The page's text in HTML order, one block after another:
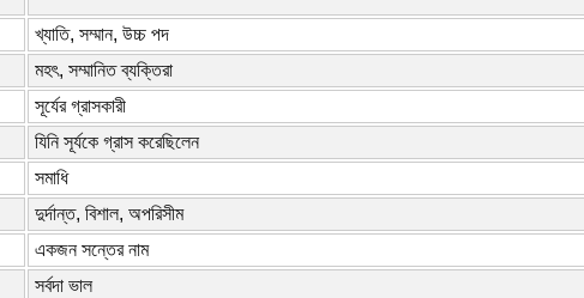
খ্যাতি, সম্মান, উচ্চ পদ
মহৎ, সম্মানিত ব্যক্তিরা
সূর্যের গ্রাসকারী
যিনি সূর্যকে গ্রাস করেছিলেন
সমাধি
দুর্দান্ত, বিশাল, অপরিসীম
একজন সন্তের নাম
সর্বদা ভাল